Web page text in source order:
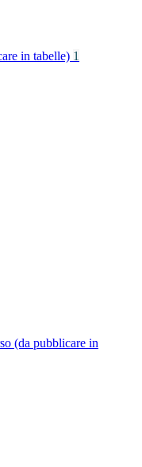
in tabelle) 1
(da pubblicare in